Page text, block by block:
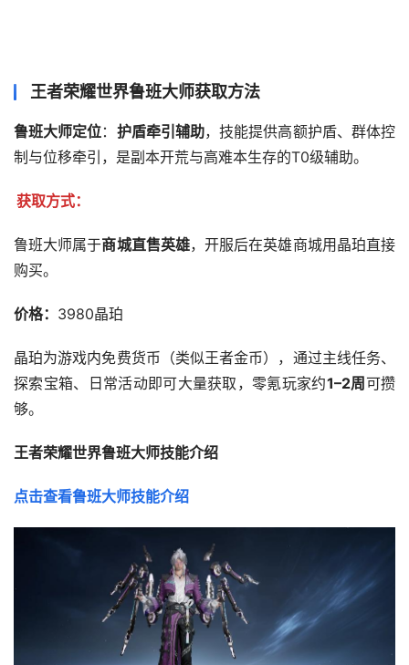
王者荣耀世界鲁班大师获取方法
鲁班大师定位： 护盾牵引辅助，技能提供高额护盾、群体控
制与位移牵引，是副本开荒与高难本生存的T0级辅助。
获取方式：
鲁班大师属于商城直售英雄，开服后在英雄商城用晶珀直接
购买。
价格： 3980晶珀
晶珀为游戏内免费货币（类似王者金币），通过主线任务、
探索宝箱、日常活动即可大量获取，零氪玩家约1–2周 ​可攒
够。
王者荣耀世界鲁班大师技能介绍
点击查看鲁班大师技能介绍